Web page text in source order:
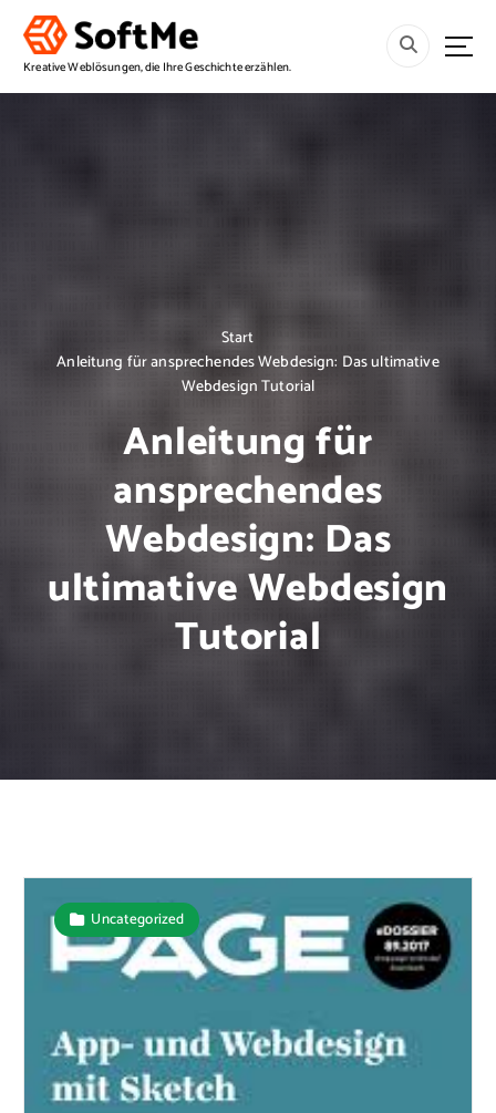
Kreative Weblösungen, die Ihre Geschichte erzählen.
Start
Anleitung für ansprechendes Webdesign: Das ultimative
Webdesign Tutorial
Anleitung für
ansprechendes
Webdesign: Das
ultimative Webdesign
Tutorial
Uncategorized